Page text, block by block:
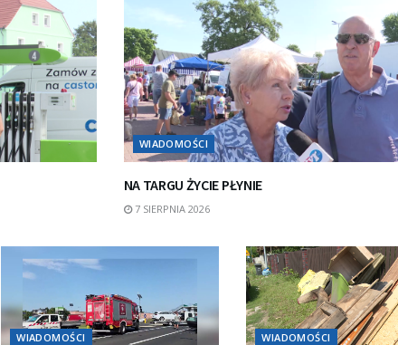
WIADOMOŚCI
NA TARGU ŻYCIE PŁYNIE
7 SIERPNIA 2026
WIADOMOŚCI WIADOMOŚCI